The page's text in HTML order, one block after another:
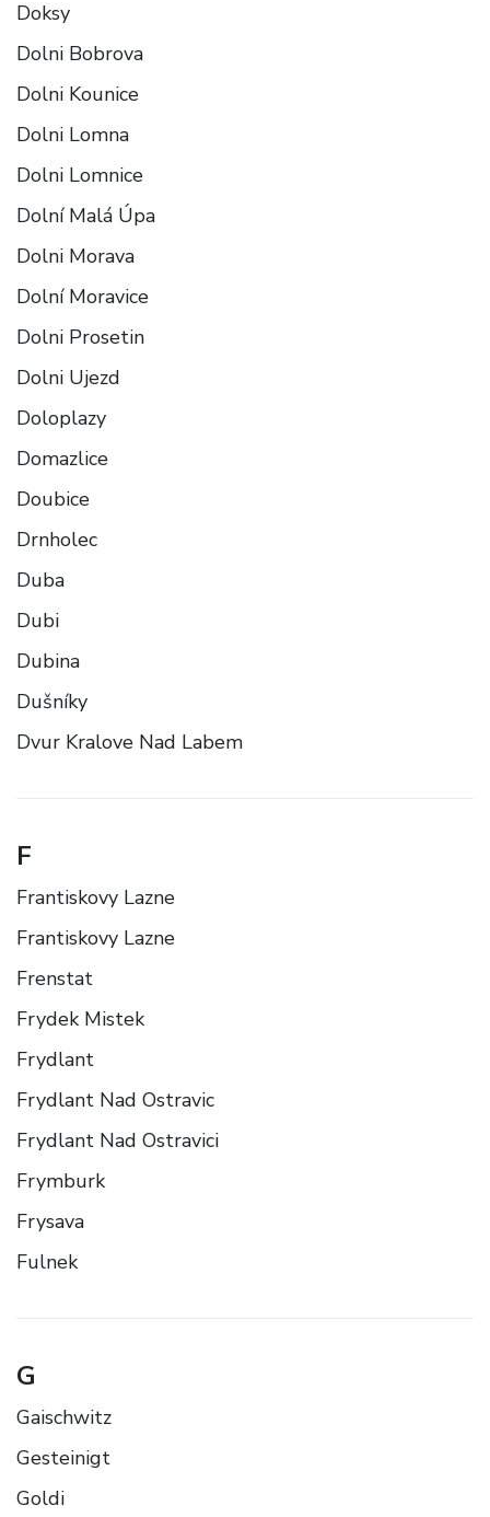
Doksy
Dolni Bobrova
Dolni Kounice
Dolni Lomna
Dolni Lomnice
Dolní Malá Úpa
Dolni Morava
Dolní Moravice
Dolni Prosetin
Dolni Ujezd
Doloplazy
Domazlice
Doubice
Drnholec
Duba
Dubi
Dubina
Dušníky
Dvur Kralove Nad Labem
F
Frantiskovy Lazne
Frantiskovy Lazne
Frenstat
Frydek Mistek
Frydlant
Frydlant Nad Ostravic
Frydlant Nad Ostravici
Frymburk
Frysava
Fulnek
G
Gaischwitz
Gesteinigt
Goldi